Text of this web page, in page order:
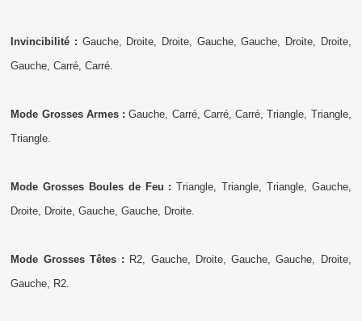
Invincibilité : Gauche, Droite, Droite, Gauche, Gauche, Droite, Droite,
Gauche, Carré, Carré.
Mode Grosses Armes : Gauche, Carré, Carré, Carré, Triangle, Triangle,
Triangle.
Mode Grosses Boules de Feu : Triangle, Triangle, Triangle, Gauche,
Droite, Droite, Gauche, Gauche, Droite.
Mode Grosses Têtes : R2, Gauche, Droite, Gauche, Gauche, Droite,
Gauche, R2.